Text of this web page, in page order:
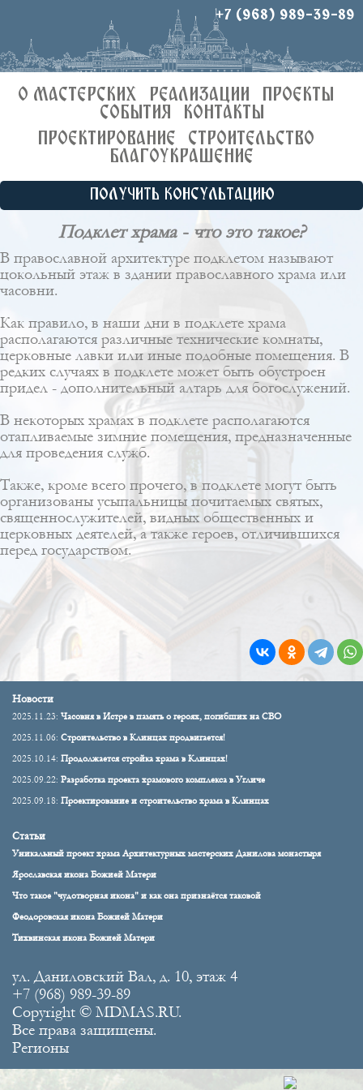
+7 (968) 989-39-89
О МАСТЕРСКИХ РЕАЛИЗАЦИИ
ПРОЕКТЫ
СОБЫТИЯ
КОНТАКТЫ
ПРОЕКТИРОВАНИЕ
СТРОИТЕЛЬСТВО
БЛАГОУКРАШЕНИЕ
ПОЛУЧИТЬ КОНСУЛЬТАЦИЮ
Подклет храма - что это такое?
В православной архитектуре подклетом называют
цокольный этаж в здании православного храма или
часовни.
Как правило, в наши дни в подклете храма
располагаются различные технические комнаты,
церковные лавки или иные подобные помещения. В
редких случаях в подклете может быть обустроен
придел - дополнительный алтарь для богослужений.
В некоторых храмах в подклете располагаются
отапливаемые зимние помещения, предназначенные
для проведения служб.
Также, кроме всего прочего, в подклете могут быть
организованы усыпальницы почитаемых святых,
священнослужителей, видных общественных и
церковных деятелей, а также героев, отличившихся
перед государством.
Новости
2025.11.23: Часовня в Истре в память о героях, погибших на СВО
2025.11.06: Строительство в Клинцах продвигается!
2025.10.14: Продолжается стройка храма в Клинцах!
2025.09.22: Разработка проекта храмового комплекса в Угличе
2025.09.18: Проектирование и строительство храма в Клинцах
Статьи
Уникальный проект храма Архитектурных мастерских Данилова монастыря
Ярославская икона Божией Матери
Что такое "чудотворная икона" и как она признаётся таковой
Феодоровская икона Божией Матери
Тихвинская икона Божией Матери
ул. Даниловский Вал, д. 10, этаж 4
+7 (968) 989-39-89
Copyright © MDMAS.RU.
Все права защищены.
Регионы